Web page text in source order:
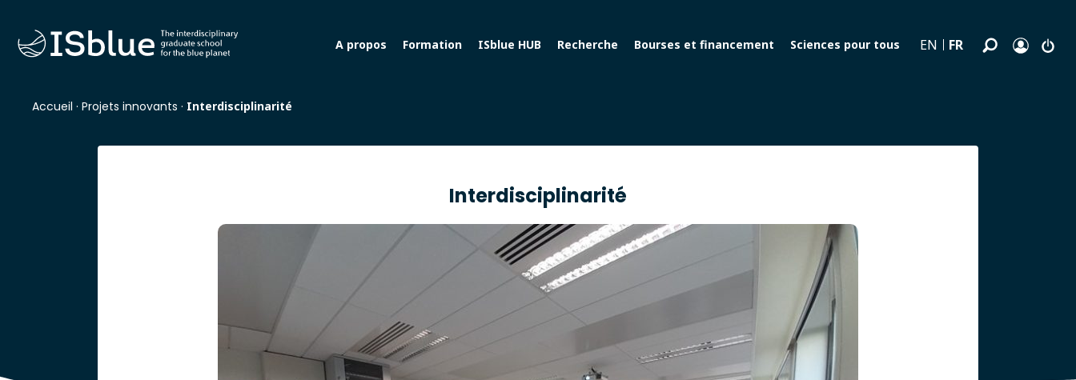
A propos Formation ISblue HUB Recherche Bourses et financement Sciences pour tous EN FR
Accueil · Projets innovants · Interdisciplinarité
Interdisciplinarité